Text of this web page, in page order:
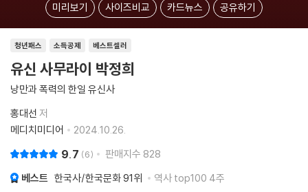
미리보기 사이즈비교 카드뉴스 공유하기
소득공제 베스트셀러
청년패스
유신 사무라이 박정희
낭만과 폭력의 한일 유신사
홍대선 저
메디치미디어
2024.10.26.
9.7 6 판매지수 828
베스트 한국사/한국문화91위 역사 top100 4주